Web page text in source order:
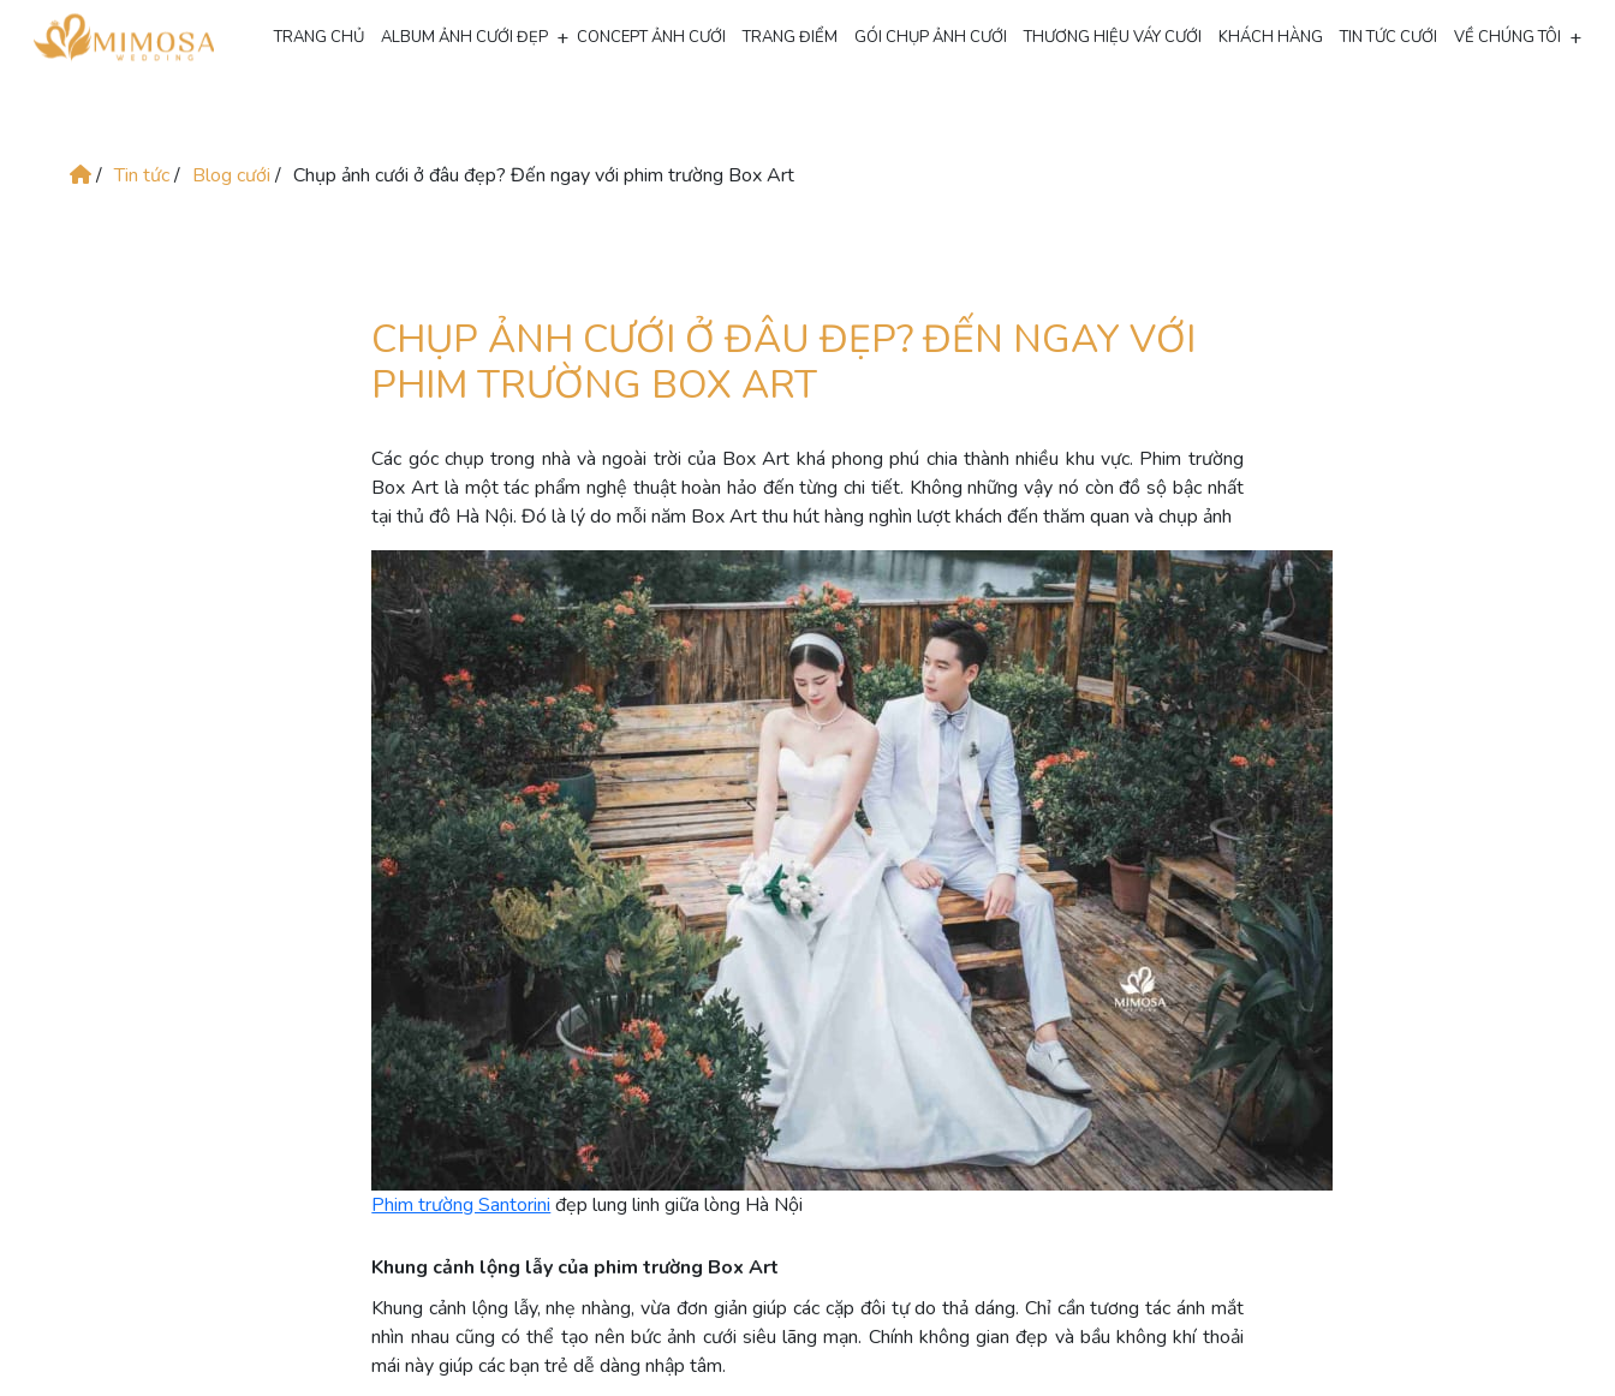
TRANG CHỦ ALBUM ẢNH CƯỚI ĐẸP + CONCEPT ẢNH CƯỚI TRANG ĐIỂM GÓI CHỤP ẢNH CƯỚI THƯƠNG HIỆU VÁY CƯỚI KHÁCH HÀNG TIN TỨC CƯỚI VỀ CHÚNG TÔI +
/ Tin tức/ Blog cưới/ Chụp ảnh cưới ở đâu đẹp? Đến ngay với phim trường Box Art
CHỤP ẢNH CƯỚI Ở ĐÂU ĐẸP? ĐẾN NGAY VỚI
PHIM TRƯỜNG BOX ART
Các góc chụp trong nhà và ngoài trời của Box Art khá phong phú chia thành nhiều khu vực. Phim trường
Box Art là một tác phẩm nghệ thuật hoàn hảo đến từng chi tiết. Không những vậy nó còn đồ sộ bậc nhất
tại thủ đô Hà Nội. Đó là lý do mỗi năm Box Art thu hút hàng nghìn lượt khách đến thăm quan và chụp ảnh
Phim trường Santorini đẹp lung linh giữa lòng Hà Nội
Khung cảnh lộng lẫy của phim trường Box Art
Khung cảnh lộng lẫy, nhẹ nhàng, vừa đơn giản giúp các cặp đôi tự do thả dáng. Chỉ cần tương tác ánh mắt
nhìn nhau cũng có thể tạo nên bức ảnh cưới siêu lãng mạn. Chính không gian đẹp và bầu không khí thoải
mái này giúp các bạn trẻ dễ dàng nhập tâm.